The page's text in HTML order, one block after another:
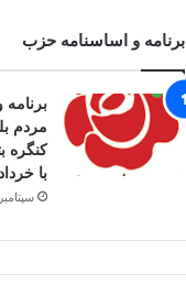
برنامه و اساسنامه حزب
مردم
با خرداد
سپتامبر 22,